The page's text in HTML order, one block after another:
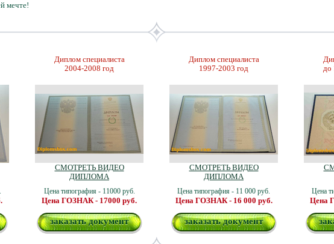
мечте!
Диплом специалиста
2004-2008 год
СМОТРЕТЬ ВИДЕО
ДИПЛОМА
Цена типография - 11000 руб.
Цена ГОЗНАК - 17000 руб.
заказать документ
Диплом специалиста
1997-2003 год
СМОТРЕТЬ ВИДЕО
ДИПЛОМА
Цена типография - 11 000 руб.
Цена ГОЗНАК - 16 000 руб.
заказать документ
до
Цена
Цена